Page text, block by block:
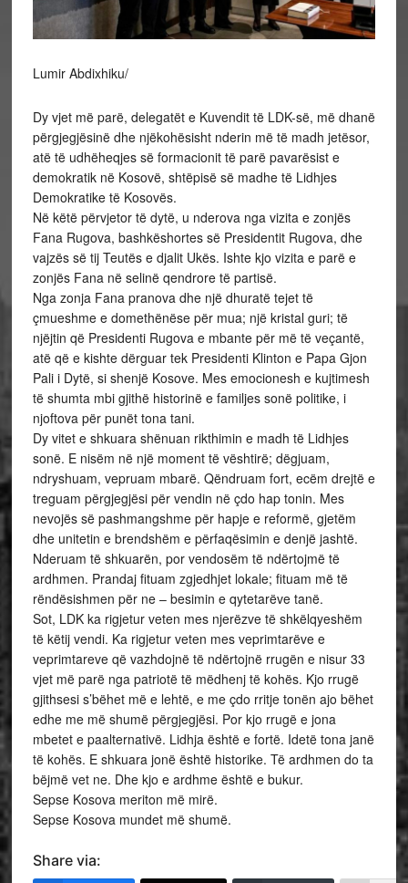
Lumir Abdixhiku/
Dy vjet më parë, delegatët e Kuvendit të LDK-së, më dhanë
përgjegjësinë dhe njëkohësisht nderin më të madh jetësor,
atë të udhëheqjes së formacionit të parë pavarësist e
demokratik në Kosovë, shtëpisë së madhe të Lidhjes
Demokratike të Kosovës.
Në këtë përvjetor të dytë, u nderova nga vizita e zonjës
Fana Rugova, bashkëshortes së Presidentit Rugova, dhe
vajzës së tij Teutës e djalit Ukës. Ishte kjo vizita e parë e
zonjës Fana në selinë qendrore të partisë.
Nga zonja Fana pranova dhe një dhuratë tejet të
çmueshme e domethënëse për mua; një kristal guri; të
njëjtin që Presidenti Rugova e mbante për më të veçantë,
atë që e kishte dërguar tek Presidenti Klinton e Papa Gjon
Pali i Dytë, si shenjë Kosove. Mes emocionesh e kujtimesh
të shumta mbi gjithë historinë e familjes sonë politike, i
njoftova për punët tona tani.
Dy vitet e shkuara shënuan rikthimin e madh të Lidhjes
sonë. E nisëm në një moment të vështirë; dëgjuam,
ndryshuam, vepruam mbarë. Qëndruam fort, ecëm drejtë e
treguam përgjegjësi për vendin në çdo hap tonin. Mes
nevojës së pashmangshme për hapje e reformë, gjetëm
dhe unitetin e brendshëm e përfaqësimin e denjë jashtë.
Nderuam të shkuarën, por vendosëm të ndërtojmë të
ardhmen. Prandaj fituam zgjedhjet lokale; fituam më të
rëndësishmen për ne – besimin e qytetarëve tanë.
Sot, LDK ka rigjetur veten mes njerëzve të shkëlqyeshëm
të këtij vendi. Ka rigjetur veten mes veprimtarëve e
veprimtareve që vazhdojnë të ndërtojnë rrugën e nisur 33
vjet më parë nga patriotë të mëdhenj të kohës. Kjo rrugë
gjithsesi s’bëhet më e lehtë, e me çdo rritje tonën ajo bëhet
edhe me më shumë përgjegjësi. Por kjo rrugë e jona
mbetet e paalternativë. Lidhja është e fortë. Idetë tona janë
të kohës. E shkuara jonë është historike. Të ardhmen do ta
bëjmë vet ne. Dhe kjo e ardhme është e bukur.
Sepse Kosova meriton më mirë.
Sepse Kosova mundet më shumë.
Share via: